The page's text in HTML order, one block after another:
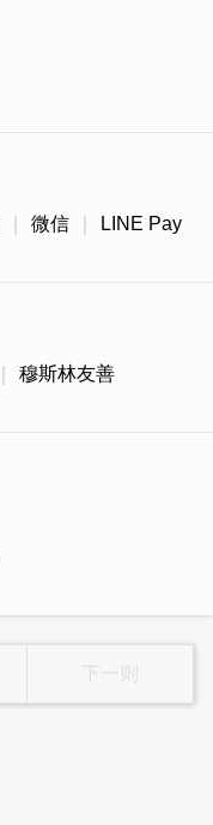
微信 LINE Pay
穆斯林友善
下一则